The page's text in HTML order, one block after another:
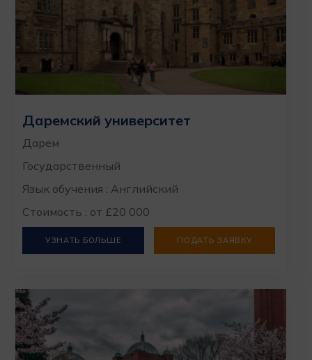
Даремский университет
Дарем
Государственный
Язык обучения : Английский
Стоимость : от £20 000
УЗНАТЬ БОЛЬШЕ ПОДАТЬ ЗАЯВКУ